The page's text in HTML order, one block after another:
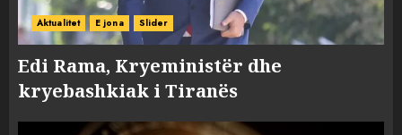
Aktualitet E jona Slider
Edi Rama, Kryeministër dhe
kryebashkiak i Tiranës